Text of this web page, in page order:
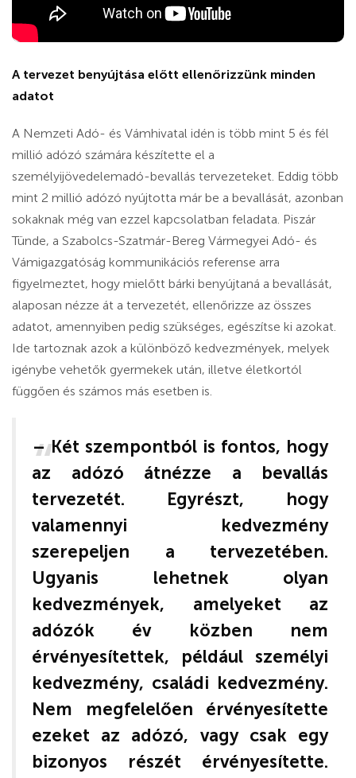
A tervezet benyújtása előtt ellenőrizzünk minden
adatot
A Nemzeti Adó- és Vámhivatal idén is több mint 5 és fél
millió adózó számára készítette el a
személyijövedelemadó-bevallás tervezeteket. Eddig több
mint 2 millió adózó nyújtotta már be a bevallását, azonban
sokaknak még van ezzel kapcsolatban feladata. Piszár
Tünde, a Szabolcs-Szatmár-Bereg Vármegyei Adó- és
Vámigazgatóság kommunikációs referense arra
figyelmeztet, hogy mielőtt bárki benyújtaná a bevallását,
alaposan nézze át a tervezetét, ellenőrizze az összes
adatot, amennyiben pedig szükséges, egészítse ki azokat.
Ide tartoznak azok a különböző kedvezmények, melyek
igénybe vehetők gyermekek után, illetve életkortól
függően és számos más esetben is.
– Két szempontból is fontos, hogy
az adózó átnézze a bevallás
tervezetét. Egyrészt, hogy
valamennyi kedvezmény
szerepeljen a tervezetében.
Ugyanis lehetnek olyan
kedvezmények, amelyeket az
adózók év közben nem
érvényesítettek, például személyi
kedvezmény, családi kedvezmény.
Nem megfelelően érvényesítette
ezeket az adózó, vagy csak egy
bizonyos részét érvényesítette.